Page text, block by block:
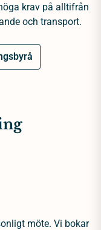
krav på alltifrån
och transport.
möte. Vi bokar